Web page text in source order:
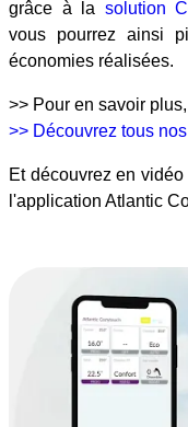
grâce à la solution
vous pourrez ainsi
économies réalisées.
>> Pour en savoir plus,
>> Découvrez tous
Et découvrez en
l'application Atlantic